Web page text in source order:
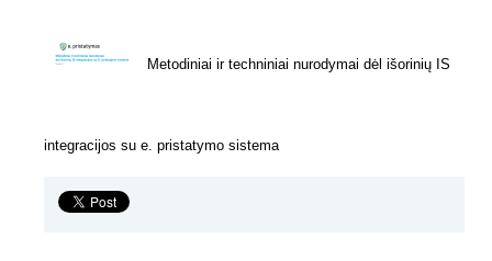
Metodiniai ir techniniai nurodymai dėl išorinių IS
integracijos su e. pristatymo sistema